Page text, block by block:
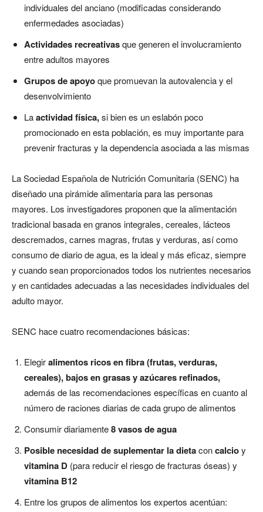
individuales del anciano (modificadas considerando
enfermedades asociadas)
Actividades recreativasque generen el involucramiento
entre adultos mayores
Grupos de apoyoque promuevan la autovalencia y el
desenvolvimiento
Laactividad física,si bien es un eslabón poco
promocionado en esta población, es muy importante para
prevenir fracturas y la dependencia asociada a las mismas
La Sociedad Española de Nutrición Comunitaria (SENC) ha
diseñado una pirámide alimentaria para las personas
mayores. Los investigadores proponen que la alimentación
tradicional basada en granos integrales, cereales, lácteos
descremados, carnes magras, frutas y verduras, así como
consumo de diario de agua, es la ideal y más eficaz, siempre
y cuando sean proporcionados todos los nutrientes necesarios
y en cantidades adecuadas a las necesidades individuales del
adulto mayor.
SENC hace cuatro recomendaciones básicas:
Elegiralimentos ricos en fibra (frutas, verduras,
cereales), bajos en grasas y azúcares refinados,
además de las recomendaciones específicas en cuanto al
número de raciones diarias de cada grupo de alimentos
Consumir diariamente8 vasos de agua
Posible necesidad de suplementar la dietaconcalcioy
vitamina D (para reducir el riesgo de fracturas óseas) y
vitamina B12
Entre los grupos de alimentos los expertos acentúan: